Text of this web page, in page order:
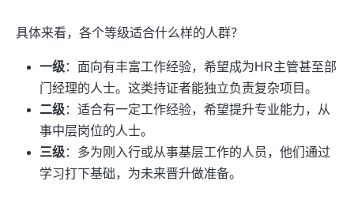
具体来看，各个等级适合什么样的人群？
一级：面向有丰富工作经验，希望成为HR主管甚至部
门经理的人士。这类持证者能独立负责复杂项目。
二级：适合有一定工作经验，希望提升专业能力，从
事中层岗位的人士。
三级：多为刚入行或从事基层工作的人员，他们通过
学习打下基础，为未来晋升做准备。